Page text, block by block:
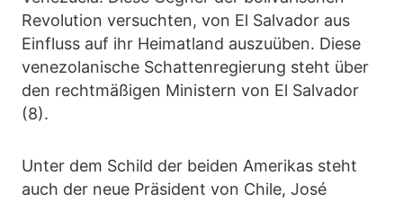
Revolution versuchten, von El Salvador aus
Einfluss auf ihr Heimatland auszuüben. Diese
venezolanische Schattenregierung steht über
den rechtmäßigen Ministern von El Salvador
(8).
Unter dem Schild der beiden Amerikas steht
auch der neue Präsident von Chile, José